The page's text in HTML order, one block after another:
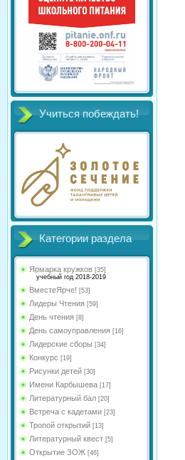
Учиться побеждать!
Категории раздела
Ярмарка кружков [35]
учебный год 2018-2019
ВместеЯрче! [53]
Лидеры Чтения [59]
День чтения [8]
День самоуправления [16]
Лидерские сборы [34]
Конкурс [19]
Рисунки детей [30]
Имени Карбышева [17]
Литературный бал [20]
Встреча с кадетами [23]
Тропой открытий [13]
Литературный квест [5]
Открытие ЗОЖ [46]